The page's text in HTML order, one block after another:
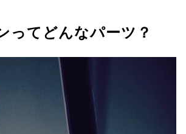
ってどんなパーツ？